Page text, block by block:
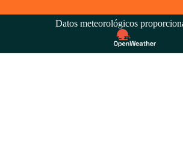
Datos meteorológicos